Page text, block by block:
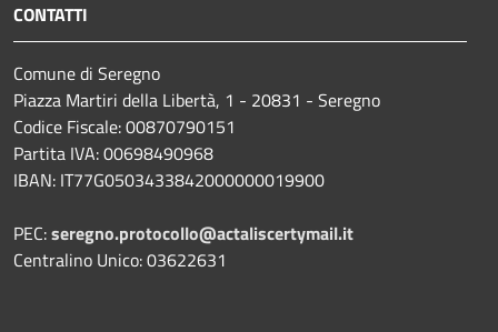
CONTATTI
Comune di Seregno
Piazza Martiri della Libertà, 1 - 20831 - Seregno
Codice Fiscale: 00870790151
Partita IVA: 00698490968
IBAN: IT77G0503433842000000019900
PEC:seregno.protocollo@actaliscertymail.it
Centralino Unico: 03622631